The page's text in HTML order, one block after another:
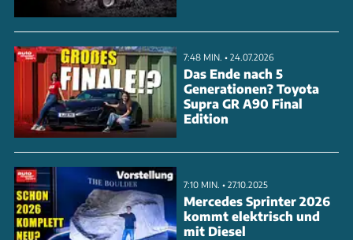
7:48 MIN. • 24.07.2026
Das Ende nach 5
Generationen? Toyota
Supra GR A90 Final
Edition
7:10 MIN. • 27.10.2025
Mercedes Sprinter 2026
kommt elektrisch und
mit Diesel